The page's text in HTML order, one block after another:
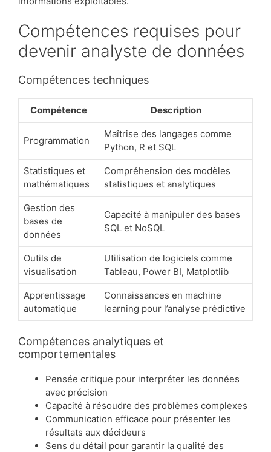
Compétences requises pour
devenir analyste de données
Compétences techniques
Compétence Description
Programmation
Maîtrise des langages comme
Python, R et SQL
Statistiques et
mathématiques
Compréhension des modèles
statistiques et analytiques
Gestion des
bases de
données
Capacité à manipuler des bases
SQL et NoSQL
Outils de
visualisation
Utilisation de logiciels comme
Tableau, Power BI, Matplotlib
Apprentissage
automatique
Connaissances en machine
learning pour l’analyse prédictive
Compétences analytiques et
comportementales
Pensée critique pour interpréter les données
avec précision
Capacité à résoudre des problèmes complexes
Communication efficace pour présenter les
résultats aux décideurs
Sens du détail pour garantir la qualité des